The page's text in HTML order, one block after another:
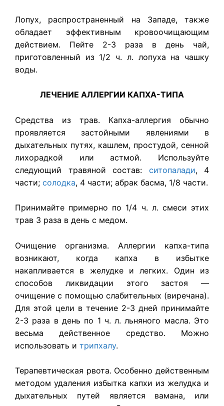
Лопух, распространенный на Западе, также
обладает эффективным кровоочищающим
действием. Пейте 2-3 раза в день чай,
приготовленный из 1/2 ч. л. лопуха на чашку
воды.
ЛЕЧЕНИЕ АЛЛЕРГИИ КАПХА-ТИПА
Средства из трав. Капха-аллергия обычно
проявляется застойными явлениями в
дыхательных путях, кашлем, простудой, сенной
лихорадкой или астмой. Используйте
следующий травяной состав: ситопалади, 4
части; солодка, 4 части; абрак басма, 1/8 части.
Принимайте примерно по 1/4 ч. л. смеси этих
трав 3 раза в день с медом.
Очищение организма. Аллергии капха-типа
возникают, когда капха в избытке
накапливается в желудке и легких. Один из
способов ликвидации этого застоя —
очищение с помощью слабительных (виречана).
Для этой цели в течение 2-3 дней принимайте
2-3 раза в день по 1 ч. л. льняного масла. Это
весьма действенное средство. Можно
использовать и трипхалу.
Терапевтическая рвота. Особенно действенным
методом удаления избытка капхи из желудка и
дыхательных путей является вамана, или